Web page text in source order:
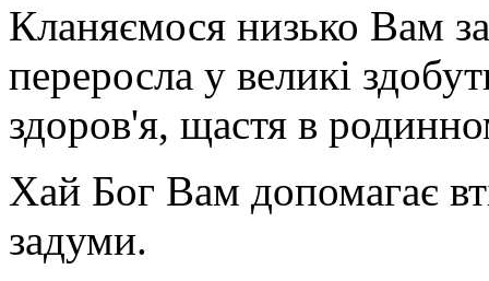
Кланяємося низько Вам
переросла у великі
здоров'я, щастя в
Хай Бог Вам допомагає
задуми.